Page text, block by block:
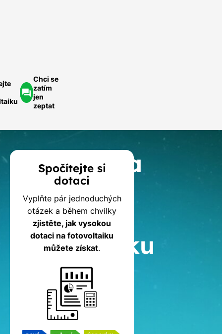
Chci se
zatím
jen
zeptat
Kalkulačka
dotací
na
fotovoltaiku
Spočítejte si
dotaci
Vyplňte pár jednoduchých
otázek a během chvilky
zjistěte, jak vysokou
dotaci na fotovoltaiku
můžete získat.